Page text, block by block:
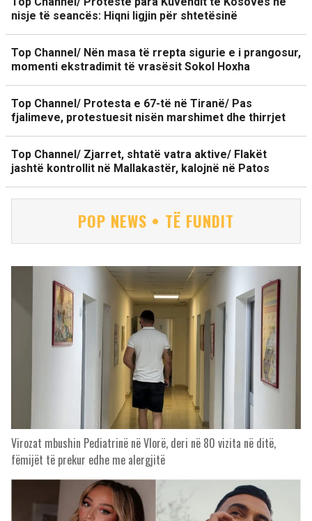
nisje të seancës: Hiqni ligjin për shtetësinë
Top Channel/ Nën masa të rrepta sigurie e i prangosur,
momenti ekstradimit të vrasësit Sokol Hoxha
Top Channel/ Protesta e 67-të në Tiranë/ Pas
fjalimeve, protestuesit nisën marshimet dhe thirrjet
Top Channel/ Zjarret, shtatë vatra aktive/ Flakët
jashtë kontrollit në Mallakastër, kalojnë në Patos
POP NEWS • TË FUNDIT
Virozat mbushin Pediatrinë në Vlorë, deri në 80 vizita në ditë,
fëmijët të prekur edhe me alergjitë